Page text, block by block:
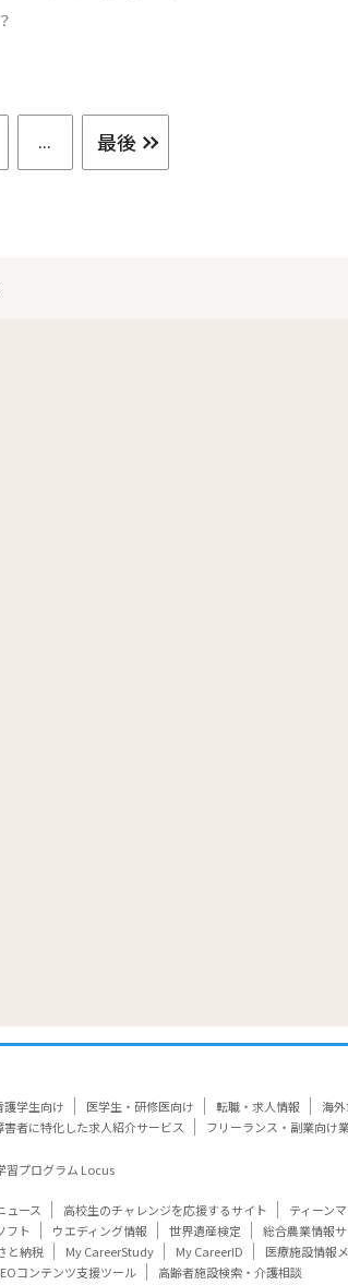
... 最後
護学生向け 医学生・研修医向け 転職・求人情報 海
害者に特化した求人紹介サービス フリーランス・副業向け
習プログラム Locus
ュース 高校生のチャレンジを応援するサイト ティーン
フト ウエディング情報 世界遺産検定 総合農業情報
と納税 My CareerStudy My CareerID 医療施設情報
コンテンツ支援ツール 高齢者施設検索・介護相談